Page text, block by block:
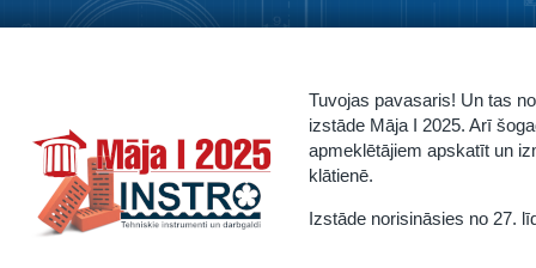
Tuvojas pavasaris! Un tas
izstāde Māja I 2025. Arī
apmeklētājiem apskatīt un
klātienē.
Izstāde norisināsies no 27.